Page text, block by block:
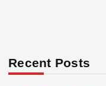
Recent Posts